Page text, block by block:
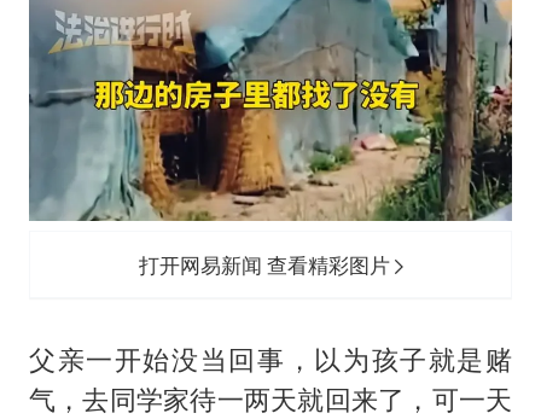
打开网易新闻 查看精彩图片
父亲一开始没当回事，以为孩子就是赌
气，去同学家待一两天就回来了，可一天